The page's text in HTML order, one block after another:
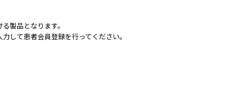
製品となります。
して患者会員登録を行ってください。